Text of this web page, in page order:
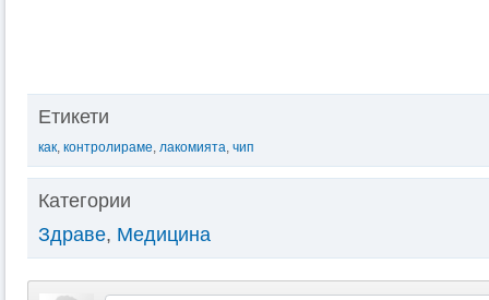
Етикети
как, контролираме, лакомията, чип
Категории
Здраве, Медицина